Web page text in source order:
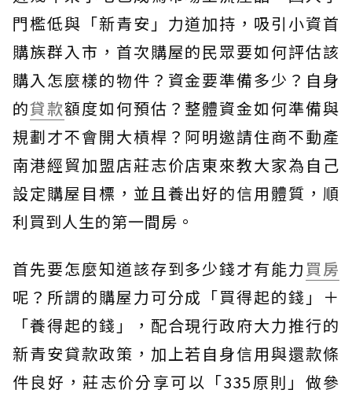
門檻低與「新青安」力道加持，吸引小資首
購族群入市，首次購屋的民眾要如何評估該
購入怎麼樣的物件？資金要準備多少？自身
的貸款額度如何預估？整體資金如何準備與
規劃才不會開大槓桿？阿明邀請住商不動產
南港經貿加盟店莊志价店東來教大家為自己
設定購屋目標，並且養出好的信用體質，順
利買到人生的第一間房。
首先要怎麼知道該存到多少錢才有能力 買房
呢？所謂的購屋力可分成「買得起的錢」＋
「養得起的錢」，配合現行政府大力推行的
新青安貸款政策，加上若自身信用與還款條
件良好，莊志价分享可以「335原則」做參